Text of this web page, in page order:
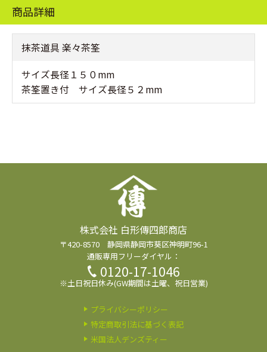
商品詳細
抹茶道具 楽々茶筌
サイズ長径１５０mm
茶筌置き付 サイズ長径５２mm
株式会社 白形傳四郎商店
〒420-8570 静岡県静岡市葵区神明町96-1
通販専用フリーダイヤル：
0120-17-1046
※土日祝日休み(GW期間は土曜、祝日営業)
プライバシーポリシー
特定商取引法に基づく表記
米国法人デンズティー